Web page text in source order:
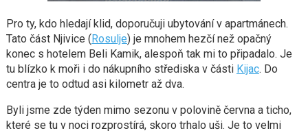
Pro ty, kdo hledají klid, doporučuji ubytování v apartmánech.
Tato část Njivice ( Rosulje) je mnohem hezčí než opačný
konec s hotelem Beli Kamik, alespoň tak mi to připadalo. Je
tu blízko k moři i do nákupního střediska v části Kijac. Do
centra je to odtud asi kilometr až dva.
Byli jsme zde týden mimo sezonu v polovině června a ticho,
které se tu v noci rozprostírá, skoro trhalo uši. Je to velmi